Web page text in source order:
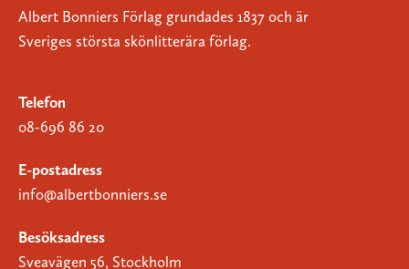
Albert Bonniers Förlag grundades 1837 och är
Sveriges största skönlitterära förlag.
Telefon
08-696 86 20
E-postadress
info@albertbonniers.se
Besöksadress
Sveavägen 56, Stockholm